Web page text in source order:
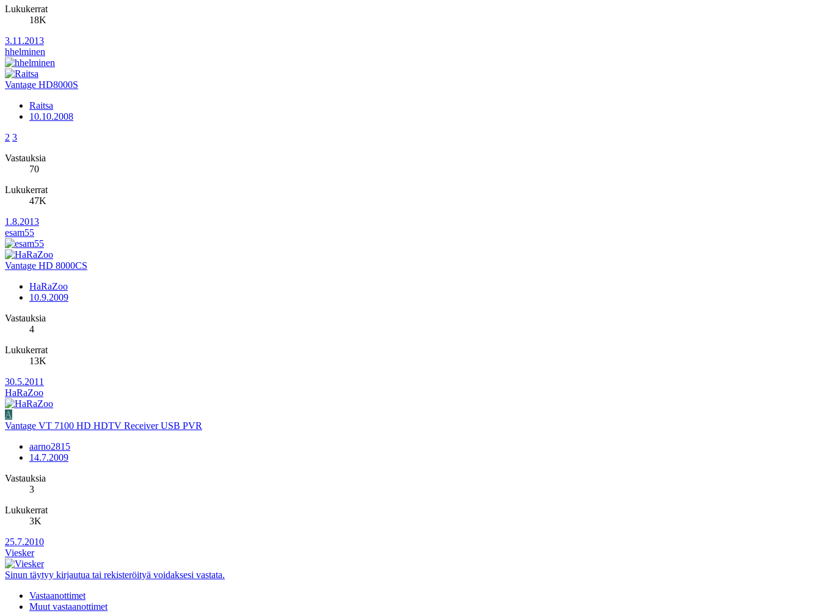
Lukukerrat
18K
3.11.2013
hhelminen
Vantage HD8000S
Raitsa
10.10.2008
2 3
Vastauksia
70
Lukukerrat
47K
1.8.2013
esam55
Vantage HD 8000CS
HaRaZoo
10.9.2009
Vastauksia
4
Lukukerrat
13K
30.5.2011
HaRaZoo
A
Vantage VT 7100 HD HDTV Receiver USB PVR
aarno2815
14.7.2009
Vastauksia
3
Lukukerrat
3K
25.7.2010
Viesker
Sinun täytyy kirjautua tai rekisteröityä voidaksesi vastata.
Vastaanottimet
Muut vastaanottimet